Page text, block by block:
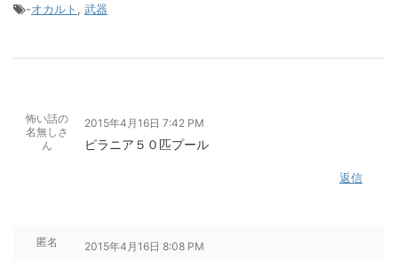
-オカルト , 武器
怖い話の
名無しさ
ん
2015年4月16日 7:42 PM
ピラニア５０匹プール
返信
匿名 2015年4月16日 8:08 PM